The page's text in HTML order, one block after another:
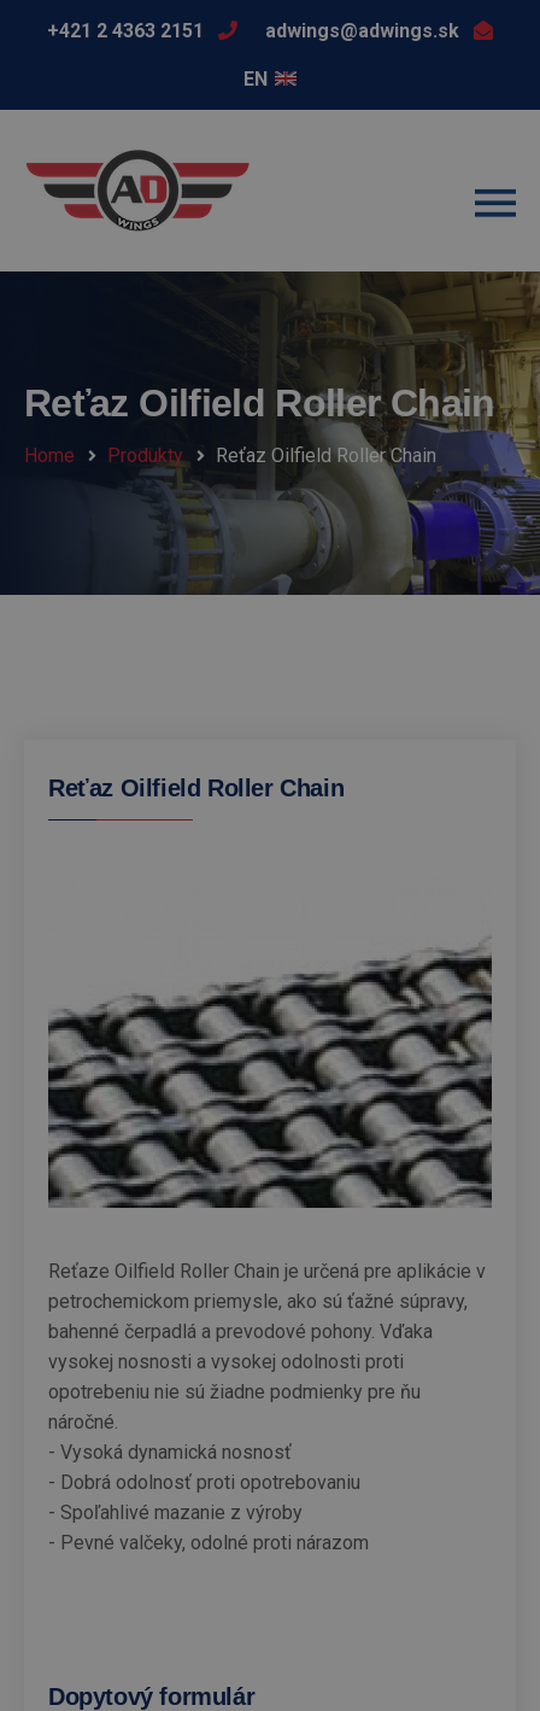
+421 2 4363 2151 adwings@adwings.sk
EN
Reťaz Oilfield Roller Chain
Home Produkty Reťaz Oilfield Roller Chain
Reťaz Oilfield Roller Chain
Reťaze Oilfield Roller Chain je určená pre aplikácie v
petrochemickom priemysle, ako sú ťažné súpravy,
bahenné čerpadlá a prevodové pohony. Vďaka
vysokej nosnosti a vysokej odolnosti proti
opotrebeniu nie sú žiadne podmienky pre ňu
náročné.
- Vysoká dynamická nosnosť
- Dobrá odolnosť proti opotrebovaniu
- Spoľahlivé mazanie z výroby
- Pevné valčeky, odolné proti nárazom
Dopytový formulár